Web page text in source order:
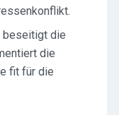
beseitigt die
die
fit für die